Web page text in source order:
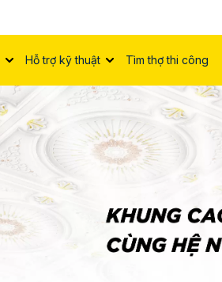
Hỗ trợ kỹ thuật Tìm thợ thi công